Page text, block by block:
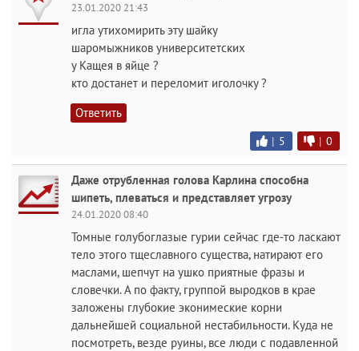
23.01.2020 21:43
игла утихомирить эту шайку
шаромыжников университетских
у Кащея в яйце ?
кто достанет и переломит иголочку ?
Ответить
| 5 | 0
Даже отрубленная голова Карлина способна
шипеть, плеваться и представляет угрозу
24.01.2020 08:40
Томные голубоглазые гурии сейчас где-то ласкают
тело этого тщеславного существа, натирают его
маслами, шепчут на ушко приятные фразы и
словечки. А по факту, группой выродков в крае
заложены глубокие эконимеские корни
дальнейшей социальной нестабильности. Куда не
посмотреть, везде руины, все люди с подавленной